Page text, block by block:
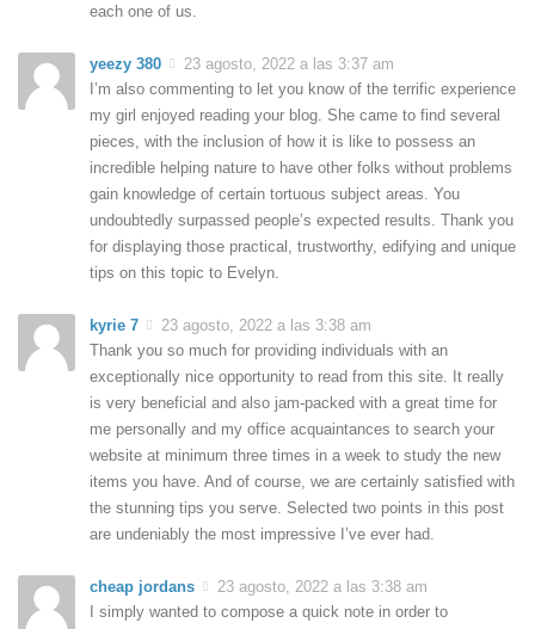
each one of us.
yeezy 380
23 agosto, 2022 a las 3:37 am
I’m also commenting to let you know of the terrific experience
my girl enjoyed reading your blog. She came to find several
pieces, with the inclusion of how it is like to possess an
incredible helping nature to have other folks without problems
gain knowledge of certain tortuous subject areas. You
undoubtedly surpassed people’s expected results. Thank you
for displaying those practical, trustworthy, edifying and unique
tips on this topic to Evelyn.
kyrie 7
23 agosto, 2022 a las 3:38 am
Thank you so much for providing individuals with an
exceptionally nice opportunity to read from this site. It really
is very beneficial and also jam-packed with a great time for
me personally and my office acquaintances to search your
website at minimum three times in a week to study the new
items you have. And of course, we are certainly satisfied with
the stunning tips you serve. Selected two points in this post
are undeniably the most impressive I’ve ever had.
cheap jordans
23 agosto, 2022 a las 3:38 am
I simply wanted to compose a quick note in order to